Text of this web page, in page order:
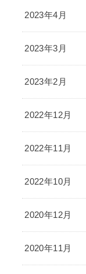
2023年4月
2023年3月
2023年2月
2022年12月
2022年11月
2022年10月
2020年12月
2020年11月